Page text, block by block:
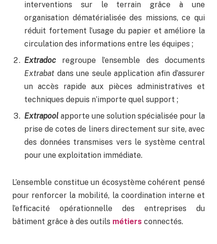
interventions sur le terrain grâce à une
organisation dématérialisée des missions, ce qui
réduit fortement l’usage du papier et améliore la
circulation des informations entre les équipes ;
Extradocregroupe l’ensemble des documents
Extrabat dans une seule application afin d’assurer
un accès rapide aux pièces administratives et
techniques depuis n’importe quel support ;
Extrapool apporte une solution spécialisée pour la
prise de cotes de liners directement sur site, avec
des données transmises vers le système central
pour une exploitation immédiate.
L’ensemble constitue un écosystème cohérent pensé
pour renforcer la mobilité, la coordination interne et
l’efficacité opérationnelle des entreprises du
bâtiment grâce à des outils métiers connectés.